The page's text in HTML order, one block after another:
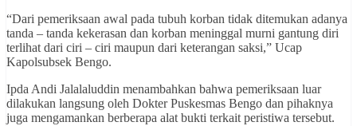
“Dari pemeriksaan awal pada tubuh korban tidak ditemukan adanya
tanda – tanda kekerasan dan korban meninggal murni gantung diri
terlihat dari ciri – ciri maupun dari keterangan saksi,” Ucap
Kapolsubsek Bengo.
Ipda Andi Jalalaluddin menambahkan bahwa pemeriksaan luar
dilakukan langsung oleh Dokter Puskesmas Bengo dan pihaknya
juga mengamankan berberapa alat bukti terkait peristiwa tersebut.